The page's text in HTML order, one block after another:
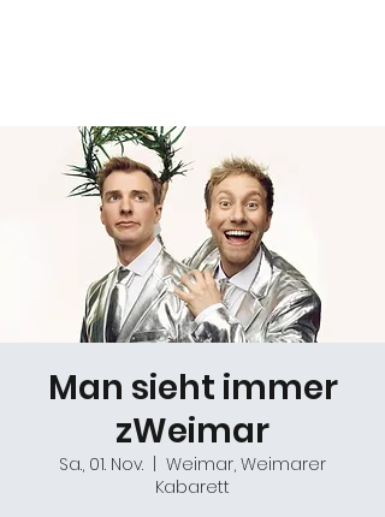
Man sieht immer
zWeimar
Sa., 01. Nov.
Weimar, Weimarer
Kabarett